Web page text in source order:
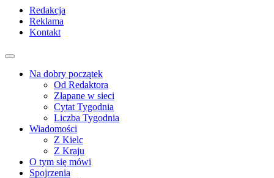
Redakcja
Reklama
Kontakt
Na dobry początek
Od Redaktora
Złapane w sieci
Cytat Tygodnia
Liczba Tygodnia
Wiadomości
Z Kielc
Z Kraju
O tym się mówi
Spojrzenia